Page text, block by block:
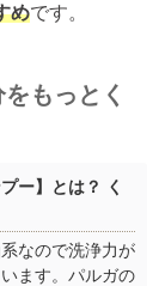
めです。
もっとく
ー】とは？ く
なので洗浄力が
ます。パルガの